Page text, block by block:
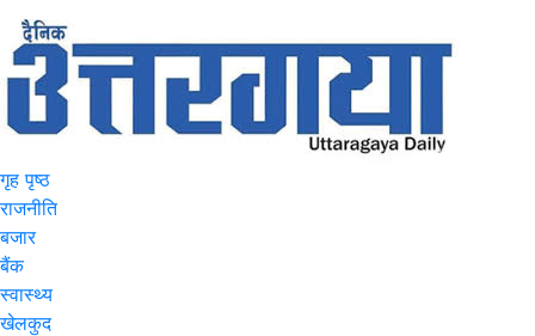
गृह पृष्ठ
राजनीति
बजार
बैंक
स्वास्थ्य
खेलकुद